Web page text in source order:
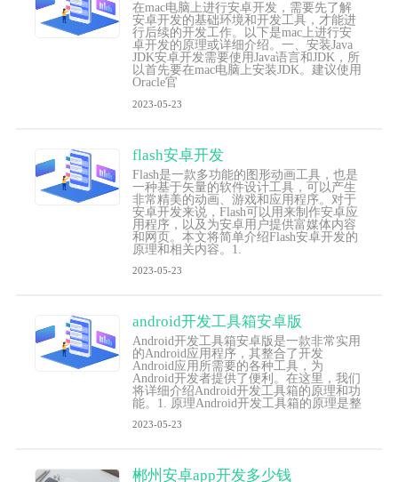
在mac电脑上进行安卓开发，需要先了解
安卓开发的基础环境和开发工具，才能进
行后续的开发工作。以下是mac上进行安
卓开发的原理或详细介绍。一、安装Java
JDK安卓开发需要使用Java语言和JDK，所
以首先要在mac电脑上安装JDK。建议使用
Oracle官
2023-05-23
flash安卓开发
Flash是一款多功能的图形动画工具，也是
一种基于矢量的软件设计工具，可以产生
非常精美的动画、游戏和应用程序。对于
安卓开发来说，Flash可以用来制作安卓应
用程序，以及为安卓用户提供富媒体内容
和网页。本文将简单介绍Flash安卓开发的
原理和相关内容。1.
2023-05-23
android开发工具箱安卓版
Android开发工具箱安卓版是一款非常实用
的Android应用程序，其整合了开发
Android应用所需要的各种工具，为
Android开发者提供了便利。在这里，我们
将详细介绍Android开发工具箱的原理和功
能。1. 原理Android开发工具箱的原理是整
2023-05-23
郴州安卓app开发多少钱